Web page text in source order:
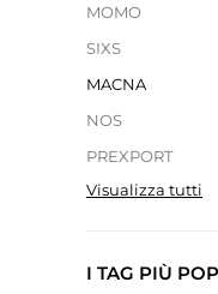
MOMO
SIXS
MACNA
NOS
PREXPORT
Visualizza tutti
I TAG PIÙ